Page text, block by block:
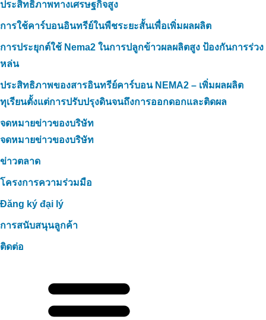
ประสิทธิภาพทางเศรษฐกิจสูง
การใช้คาร์บอนอินทรีย์ในพืชระยะสั้นเพื่อเพิ่มผลผลิต
การประยุกต์ใช้ Nema2 ในการปลูกข้าวผลผลิตสูง ป้องกันการร่วง
หล่น
ประสิทธิภาพของสารอินทรีย์คาร์บอน NEMA2 – เพิ่มผลผลิต
ทุเรียนตั้งแต่การปรับปรุงดินจนถึงการออกดอกและติดผล
จดหมายข่าวของบริษัท
จดหมายข่าวของบริษัท
ข่าวตลาด
โครงการความร่วมมือ
Đăng ký đại lý
การสนับสนุนลูกค้า
ติดต่อ